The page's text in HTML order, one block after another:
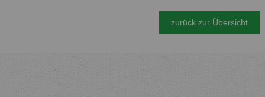
zurück zur Übersicht